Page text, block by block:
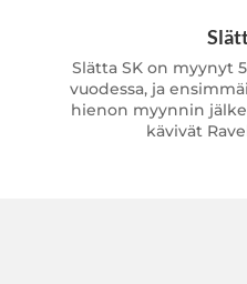
Slätta SK on myynyt
vuodessa, ja
hienon myynnin
kävivät